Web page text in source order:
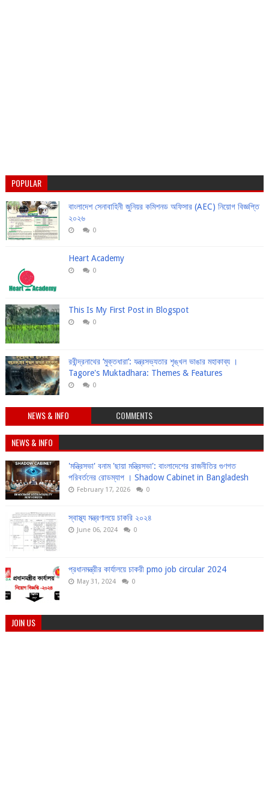
POPULAR
বাংলাদেশ সেনাবাহিনী জুনিয়র কমিশনড অফিসার (AEC) নিয়োগ বিজ্ঞপ্তি
২০২৬
0
Heart Academy
0
This Is My First Post in Blogspot
0
রবীন্দ্রনাথের ‘মুক্তধারা’: যন্ত্রসভ্যতার শৃঙ্খল ভাঙার মহাকাব্য ।
Tagore's Muktadhara: Themes & Features
0
NEWS & INFO COMMENTS
NEWS & INFO
'মন্ত্রিসভা' বনাম 'ছায়া মন্ত্রিসভা': বাংলাদেশের রাজনীতির গুণগত
পরিবর্তনের রোডম্যাপ । Shadow Cabinet in Bangladesh
February 17, 2026 0
স্বাস্থ্য মন্ত্রণালয়ে চাকরি ২০২৪
June 06, 2024 0
প্রধানমন্ত্রীর কার্যালয়ে চাকরী pmo job circular 2024
May 31, 2024 0
JOIN US